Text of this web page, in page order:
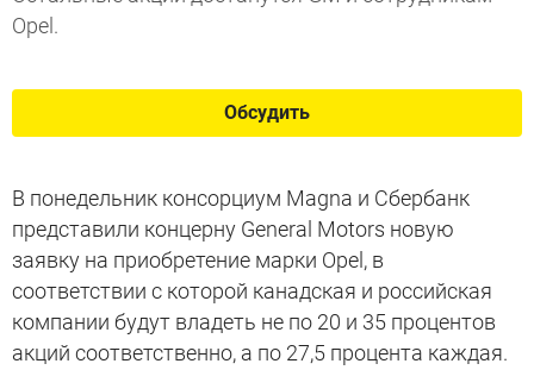
Opel.
Обсудить
В понедельник консорциум Magna и Сбербанк
представили концерну General Motors новую
заявку на приобретение марки Opel, в
соответствии с которой канадская и российская
компании будут владеть не по 20 и 35 процентов
акций соответственно, а по 27,5 процента каждая.